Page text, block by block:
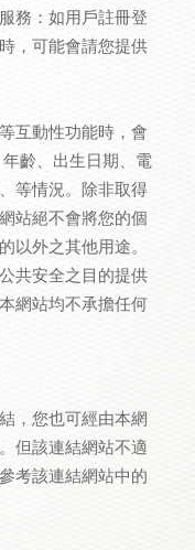
務：如用戶註冊登
，可能會請您提供
互動性功能時，會
齡、出生日期、電
等情況。除非取得
站絕不會將您的個
以外之其他用途。
共安全之目的提供
網站均不承擔任何
，您也可經由本網
但該連結網站不適
考該連結網站中的